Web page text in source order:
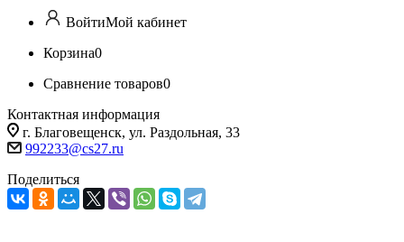
ВойтиМой кабинет
Корзина0
Сравнение товаров0
Контактная информация
г. Благовещенск, ул. Раздольная, 33
992233@cs27.ru
Поделиться